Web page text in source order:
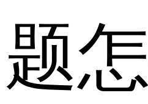
题